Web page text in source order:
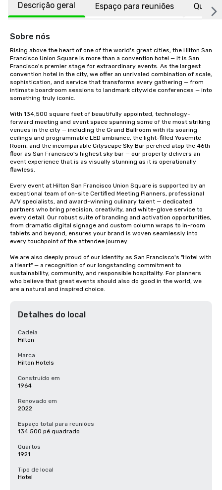
Descrição geral Espaço para reuniões
Sobre nós
Rising above the heart of one of the world's great cities, the Hilton San
Francisco Union Square is more than a convention hotel — it is San
Francisco's premier stage for extraordinary events. As the largest
convention hotel in the city, we offer an unrivaled combination of scale,
sophistication, and service that transforms every gathering — from
intimate boardroom sessions to landmark citywide conferences — into
something truly iconic.
With 134,500 square feet of beautifully appointed, technology-
forward meeting and event space spanning some of the most striking
venues in the city — including the Grand Ballroom with its soaring
ceilings and programmable LED ambiance, the light-filled Yosemite
Room, and the incomparable Cityscape Sky Bar perched atop the 46th
floor as San Francisco's highest sky bar — our property delivers an
event experience that is as visually stunning as it is operationally
flawless.
Every event at Hilton San Francisco Union Square is supported by an
exceptional team of on-site Certified Meeting Planners, professional
A/V specialists, and award-winning culinary talent — dedicated
partners who bring precision, creativity, and white-glove service to
every detail. Our robust suite of branding and activation opportunities,
from dramatic digital signage and custom column wraps to in-room
tablets and beyond, ensures your brand is woven seamlessly into
every touchpoint of the attendee journey.
We are also deeply proud of our identity as San Francisco's "Hotel with
a Heart" — a recognition of our longstanding commitment to
sustainability, community, and responsible hospitality. For planners
who believe that great events should also do good in the world, we
are a natural and inspired choice.
Detalhes do local
Cadeia
Hilton
Marca
Hilton Hotels
Construído em
1964
Renovado em
2022
Espaço total para reuniões
134 500 pé quadrado
Quartos
1921
Tipo de local
Hotel